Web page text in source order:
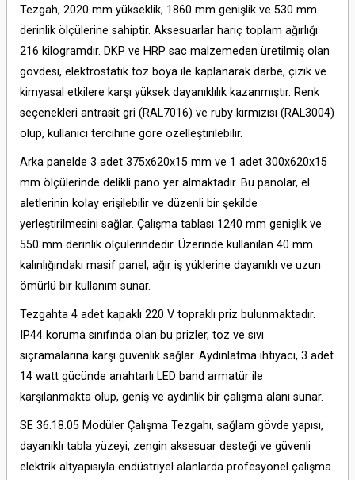
Tezgah, 2020 mm yükseklik, 1860 mm genişlik ve 530 mm
derinlik ölçülerine sahiptir. Aksesuarlar hariç toplam ağırlığı
216 kilogramdır. DKP ve HRP sac malzemeden üretilmiş olan
gövdesi, elektrostatik toz boya ile kaplanarak darbe, çizik ve
kimyasal etkilere karşı yüksek dayanıklılık kazanmıştır. Renk
seçenekleri antrasit gri (RAL7016) ve ruby kırmızısı (RAL3004)
olup, kullanıcı tercihine göre özelleştirilebilir.
Arka panelde 3 adet 375x620x15 mm ve 1 adet 300x620x15
mm ölçülerinde delikli pano yer almaktadır. Bu panolar, el
aletlerinin kolay erişilebilir ve düzenli bir şekilde
yerleştirilmesini sağlar. Çalışma tablası 1240 mm genişlik ve
550 mm derinlik ölçülerindedir. Üzerinde kullanılan 40 mm
kalınlığındaki masif panel, ağır iş yüklerine dayanıklı ve uzun
ömürlü bir kullanım sunar.
Tezgahta 4 adet kapaklı 220 V topraklı priz bulunmaktadır.
IP44 koruma sınıfında olan bu prizler, toz ve sıvı
sıçramalarına karşı güvenlik sağlar. Aydınlatma ihtiyacı, 3 adet
14 watt gücünde anahtarlı LED band armatür ile
karşılanmakta olup, geniş ve aydınlık bir çalışma alanı sunar.
SE 36.18.05 Modüler Çalışma Tezgahı, sağlam gövde yapısı,
dayanıklı tabla yüzeyi, zengin aksesuar desteği ve güvenli
elektrik altyapısıyla endüstriyel alanlarda profesyonel çalışma